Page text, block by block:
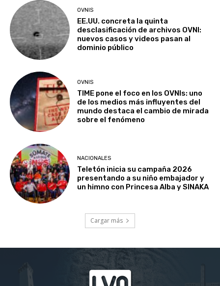
OVNIS
EE.UU. concreta la quinta
desclasificación de archivos OVNI:
nuevos casos y videos pasan al
dominio público
OVNIS
TIME pone el foco en los OVNIs: uno
de los medios más influyentes del
mundo destaca el cambio de mirada
sobre el fenómeno
NACIONALES
Teletón inicia su campaña 2026
presentando a su niño embajador y
un himno con Princesa Alba y SINAKA
Cargar más